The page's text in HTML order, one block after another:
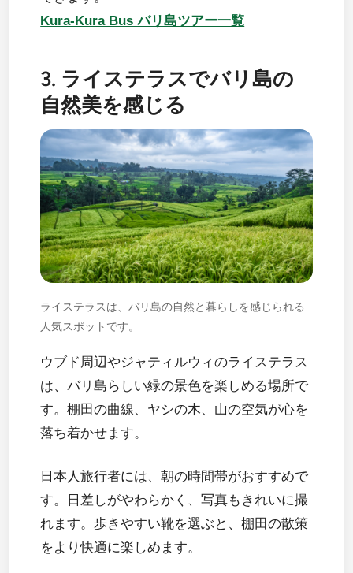
Kura-Kura Bus バリ島ツアー一覧
3. ライステラスでバリ島の
自然美を感じる
ライステラスは、バリ島の自然と暮らしを感じられる
人気スポットです。
ウブド周辺やジャティルウィのライステラス
は、バリ島らしい緑の景色を楽しめる場所で
す。棚田の曲線、ヤシの木、山の空気が心を
落ち着かせます。
日本人旅行者には、朝の時間帯がおすすめで
す。日差しがやわらかく、写真もきれいに撮
れます。歩きやすい靴を選ぶと、棚田の散策
をより快適に楽しめます。